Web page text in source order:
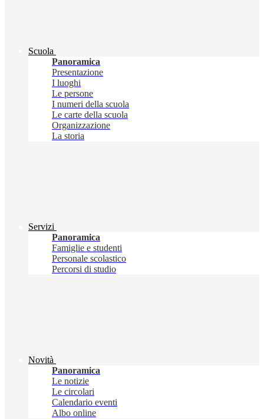
Scuola
Panoramica
Presentazione
I luoghi
Le persone
I numeri della scuola
Le carte della scuola
Organizzazione
La storia
Servizi
Panoramica
Famiglie e studenti
Personale scolastico
Percorsi di studio
Novità
Panoramica
Le notizie
Le circolari
Calendario eventi
Albo online